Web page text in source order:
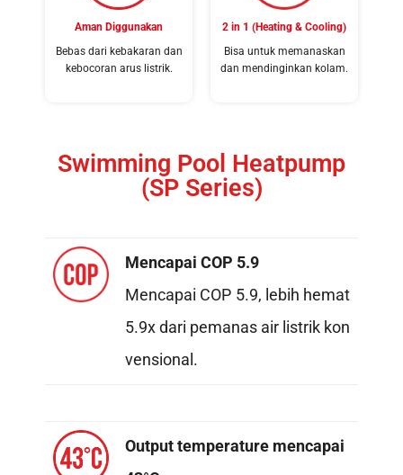
Aman Diggunakan
Bebas dari kebakaran dan
kebocoran arus listrik.
2 in 1 (Heating & Cooling)
Bisa untuk memanaskan
dan mendinginkan kolam.
Swimming Pool Heatpump
(SP Series)
Mencapai COP 5.9
Mencapai COP 5.9, lebih hemat
5.9x dari pemanas air listrik kon
vensional.
Output temperature mencapai